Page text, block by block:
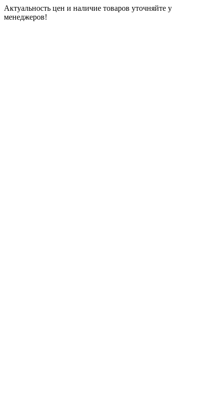
Актуальность цен и наличие товаров уточняйте у
менеджеров!